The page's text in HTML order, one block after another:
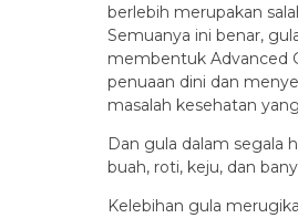
berlebih merupakan
Semuanya ini benar,
membentuk Advanced
penuaan dini dan
masalah kesehatan
Dan gula dalam segala
buah, roti, keju, dan
Kelebihan gula